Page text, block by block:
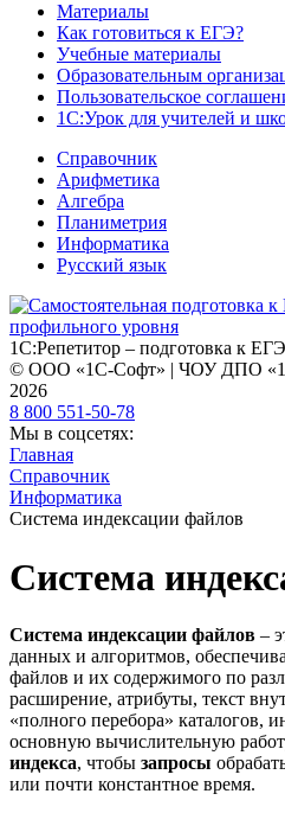
Материалы
Как готовиться к ЕГЭ?
Учебные материалы
Образовательным
Пользовательское
1С:Урок для учителей и
Справочник
Арифметика
Алгебра
Планиметрия
Информатика
Русский язык
1С:Репетитор – подготовка к
© ООО «1С-Софт» | ЧОУ ДПО
2026
8 800 551-50-78
Мы в соцсетях:
Главная
Справочник
Информатика
Система индексации файлов
Система
Система индексации файлов –
данных и алгоритмов,
файлов и их содержимого по
расширение, атрибуты, текст
«полного перебора» каталогов,
основную вычислительную
индекса, чтобы запросы
или почти константное время.